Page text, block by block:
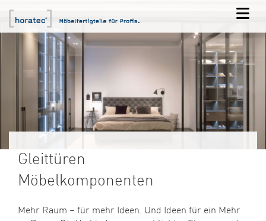
Gleittüren
Möbelkomponenten
Mehr Raum – für mehr Ideen. Und Ideen für ein Mehr